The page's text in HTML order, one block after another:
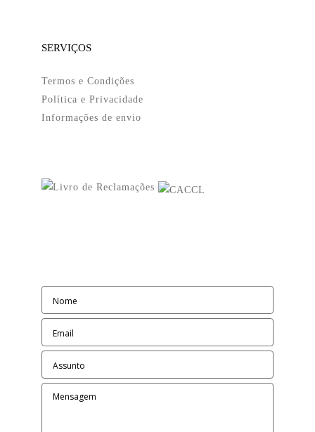
SERVIÇOS
Termos e Condições
Política e Privacidade
Informações de envio